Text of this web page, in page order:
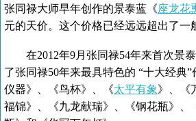
张同禄大师早年创作的景泰蓝《座龙花
元的天价。这个价格已经远远超出了一
在2012年9月张同禄54年来首次景泰
了张同禄50年来最具特色的 “十大经典
仪器》、《鸟杯》、《太平有象》、《
福锦》、《九龙献瑞》、《钢花瓶》、